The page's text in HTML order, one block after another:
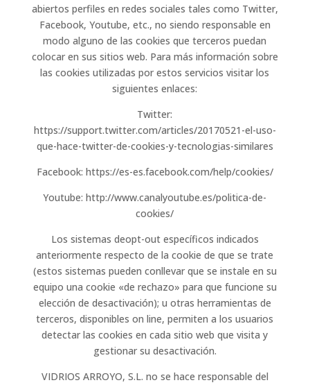
abiertos perfiles en redes sociales tales como Twitter,
Facebook, Youtube, etc., no siendo responsable en
modo alguno de las cookies que terceros puedan
colocar en sus sitios web. Para más información sobre
las cookies utilizadas por estos servicios visitar los
siguientes enlaces:
Twitter:
https://support.twitter.com/articles/20170521-el-uso-
que-hace-twitter-de-cookies-y-tecnologias-similares
Facebook: https://es-es.facebook.com/help/cookies/
Youtube: http://www.canalyoutube.es/politica-de-
cookies/
Los sistemas deopt-out específicos indicados
anteriormente respecto de la cookie de que se trate
(estos sistemas pueden conllevar que se instale en su
equipo una cookie «de rechazo» para que funcione su
elección de desactivación); u otras herramientas de
terceros, disponibles on line, permiten a los usuarios
detectar las cookies en cada sitio web que visita y
gestionar su desactivación.
VIDRIOS ARROYO, S.L. no se hace responsable del